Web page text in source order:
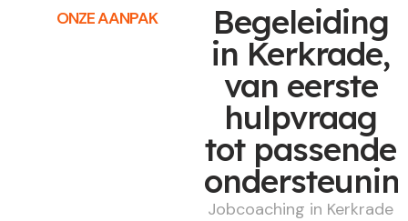
ONZE AANPAK Begeleiding
in Kerkrade,
van eerste
hulpvraag
tot passende
Jobcoaching in Kerkrade